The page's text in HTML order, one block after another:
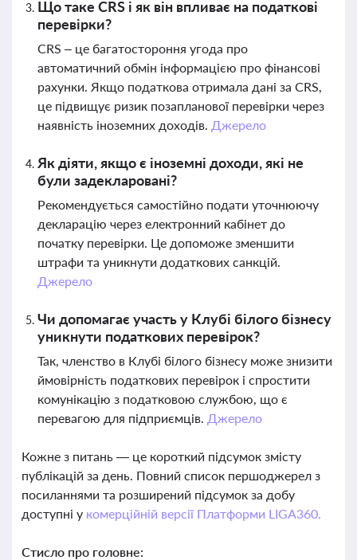
Що таке CRS і як він впливає на податкові
перевірки?
CRS – це багатостороння угода про
автоматичний обмін інформацією про фінансові
рахунки. Якщо податкова отримала дані за CRS,
це підвищує ризик позапланової перевірки через
наявність іноземних доходів. Джерело
Як діяти, якщо є іноземні доходи, які не
були задекларовані?
Рекомендується самостійно подати уточнюючу
декларацію через електронний кабінет до
початку перевірки. Це допоможе зменшити
штрафи та уникнути додаткових санкцій.
Джерело
Чи допомагає участь у Клубі білого бізнесу
уникнути податкових перевірок?
Так, членство в Клубі білого бізнесу може знизити
ймовірність податкових перевірок і спростити
комунікацію з податковою службою, що є
перевагою для підприємців. Джерело
Кожне з питань — це короткий підсумок змісту
публікацій за день. Повний список першоджерел з
посиланнями та розширений підсумок за добу
доступні у комерційній версії Платформи LIGA360.
Стисло про головне: